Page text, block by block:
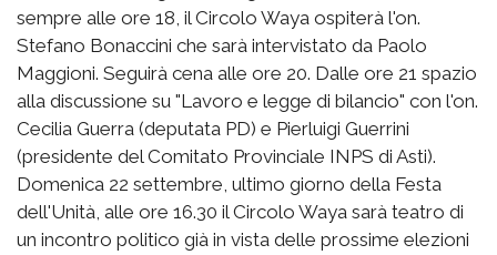
sempre alle ore 18, il Circolo Waya ospiterà l'on.
Stefano Bonaccini che sarà intervistato da Paolo
Maggioni. Seguirà cena alle ore 20. Dalle ore 21 spazio
alla discussione su "Lavoro e legge di bilancio" con l'on.
Cecilia Guerra (deputata PD) e Pierluigi Guerrini
(presidente del Comitato Provinciale INPS di Asti).
Domenica 22 settembre, ultimo giorno della Festa
dell'Unità, alle ore 16.30 il Circolo Waya sarà teatro di
un incontro politico già in vista delle prossime elezioni